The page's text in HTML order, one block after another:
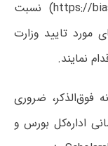
(https://biasiswa.mohe.gov.my/INTER/index.php) نسبت
مورد تایید وزارت
فوق‌الذکر، ضروری
اداره‌کل بورس و